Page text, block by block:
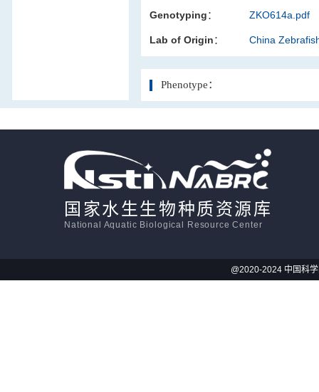
Genotyping： ZKO614a.pdf
Lab of Origin： China
Phenotype：
国家水生生物种质资源库
National Aquatic Biological Resource Center
@2020-2024 中国科